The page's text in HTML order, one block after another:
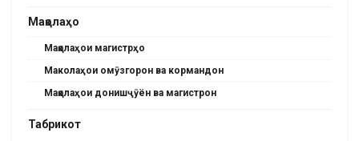
Мақолаҳо
Мақолаҳои магистрҳо
Маколаҳои омӯзгорон ва кормандон
Мақолаҳои донишҷӯён ва магистрон
Табрикот